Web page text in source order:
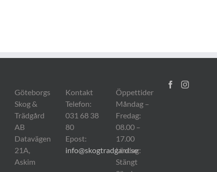
Göteborgs
Skog &
Trädgård
AB
Datavägen
21A,
Askim
Kontakt
Telefon:
031 68 38
80
Epost:
info@skogtradgard.se
Öppettider
Måndag –
Fredag:
08.00 –
17.00
Lördag:
Stängt